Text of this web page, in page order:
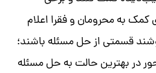
به محرومان و فقرا اعلام
قسمتی از حل مسئله باشند؛
در بهترین حالت به حل مسئله